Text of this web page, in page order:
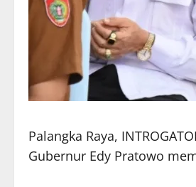
Palangka Raya,
Gubernur Edy Pratowo